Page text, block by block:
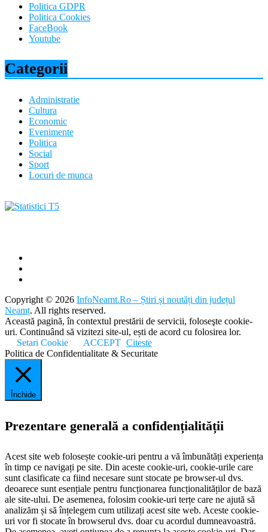
Politica GDPR
Politica Cookies
FaceBook
Youtube
Categorii
Administratie
Cultura
Economic
Evenimente
Politica
Social
Sport
Locuri de munca
Copyright © 2026 InfoNeamt.Ro – Știri și noutăți din județul
Neamț. All rights reserved.
Această pagină, în contextul prestării de servicii, foloseşte cookie-
uri. Continuând să vizitezi site-ul, ești de acord cu folosirea lor.
Setari Cookie
ACCEPT Citeste
Politica de Confidentialitate & Securitate
Închide
Prezentare generală a confidențialității
Acest site web folosește cookie-uri pentru a vă îmbunătăți experiența
în timp ce navigați pe site. Din aceste cookie-uri, cookie-urile care
sunt clasificate ca fiind necesare sunt stocate pe browser-ul dvs.
deoarece sunt esențiale pentru funcționarea funcționalităților de bază
ale site-ului. De asemenea, folosim cookie-uri terțe care ne ajută să
analizăm și să înțelegem cum utilizați acest site web. Aceste cookie-
uri vor fi stocate în browserul dvs. doar cu acordul dumneavoastră.